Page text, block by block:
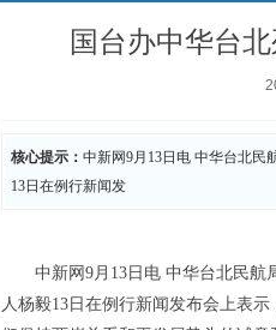
国台办中华台
核心提示： 中新网9月13日电 中华台北民
13日在例行新闻发
中新网9月13日电 中华台北民航
人杨毅13日在例行新闻发布会上表